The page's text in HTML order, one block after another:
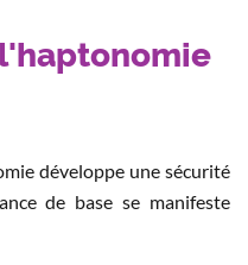
développe une sécurité
de base se manifeste